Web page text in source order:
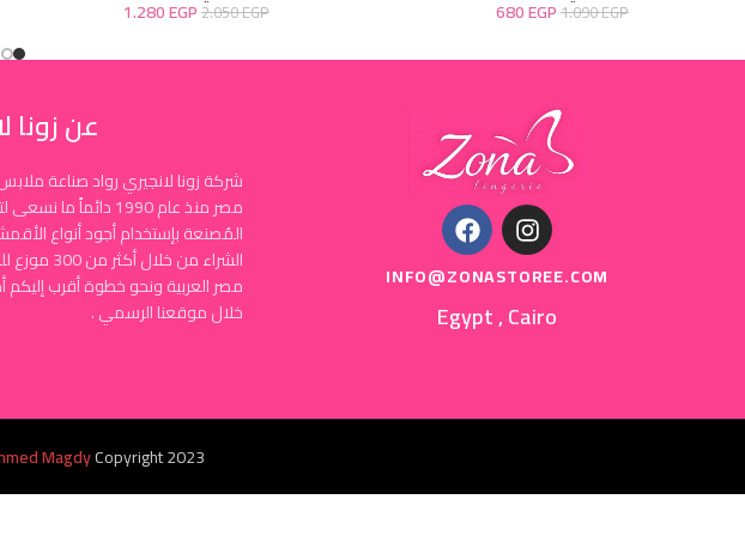
1.090EGP
680EGP
2.050EGP
1.280EGP
INFO@ZONASTOREE.COM
Egypt , Cairo
عن زونا
شركة زونا لانجيري رواد صناعة
مصر منذ عام 1990
المُصنعة بإستخدام أجود أنواع
الشراء من
مصر العربية ونحو خطوة أقرب إليكم
خلال موقعنا الرسمي .
MagdyCopyright2023